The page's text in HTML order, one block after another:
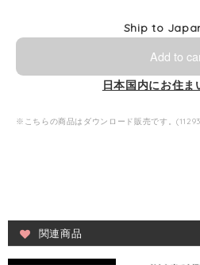
Ship to
Add to
日本国内にお住ま
※こちらの商品はダウンロード販売です。
関連商品